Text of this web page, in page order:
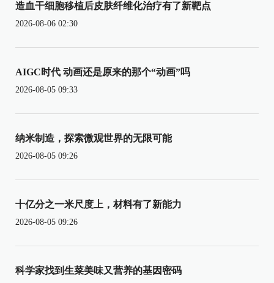
造血干细胞移植后皮肤纤维化治疗有了新靶点
2026-08-06 02:30
AIGC时代 动画还是原来的那个“动画”吗
2026-08-05 09:33
纳米制造，探索微观世界的无限可能
2026-08-05 09:26
十亿分之一米尺度上，材料有了新能力
2026-08-05 09:26
科学家找到生菜美味又营养的基因密码